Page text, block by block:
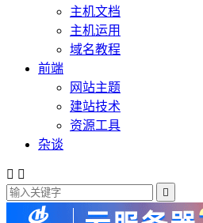
主机文档
主机运用
域名教程
前端
网站主题
建站技术
资源工具
杂谈
 
